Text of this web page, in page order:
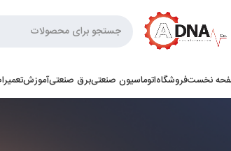
نخستفروشگاهاتوماسیون صنعتیبرق صنعتیآموزش